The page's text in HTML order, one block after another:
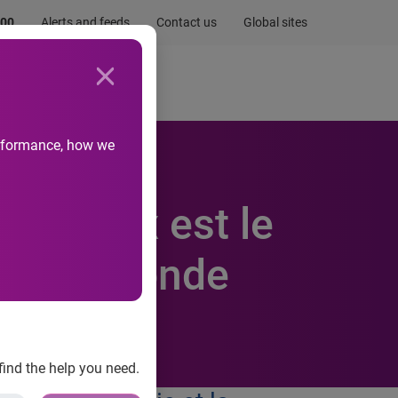
Alerts and feeds Contact us Global sites
how we
the help you need.
Newsroom
canaux est le
le monde